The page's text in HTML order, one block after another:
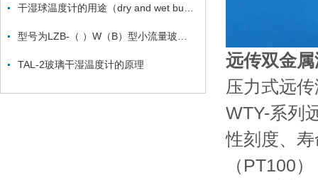
TAL-2玻璃干湿温度计的原理
远传双金
压力式远
WTY-系列
性刻度、
（PT100